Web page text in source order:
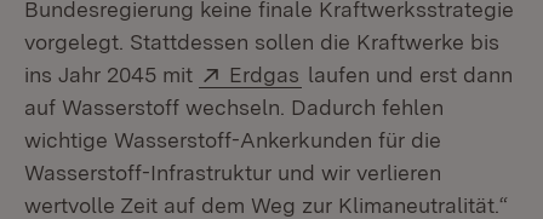
Bundesregierung keine finale Kraftwerksstrategie
vorgelegt. Stattdessen sollen die Kraftwerke bis
ins Jahr 2045 mit
Extern:
Erdgas (Öffnet in neuem
laufen und erst dann
auf Wasserstoff wechseln. Dadurch fehlen
wichtige Wasserstoff-Ankerkunden für die
Wasserstoff-Infrastruktur und wir verlieren
wertvolle Zeit auf dem Weg zur Klimaneutralität.“